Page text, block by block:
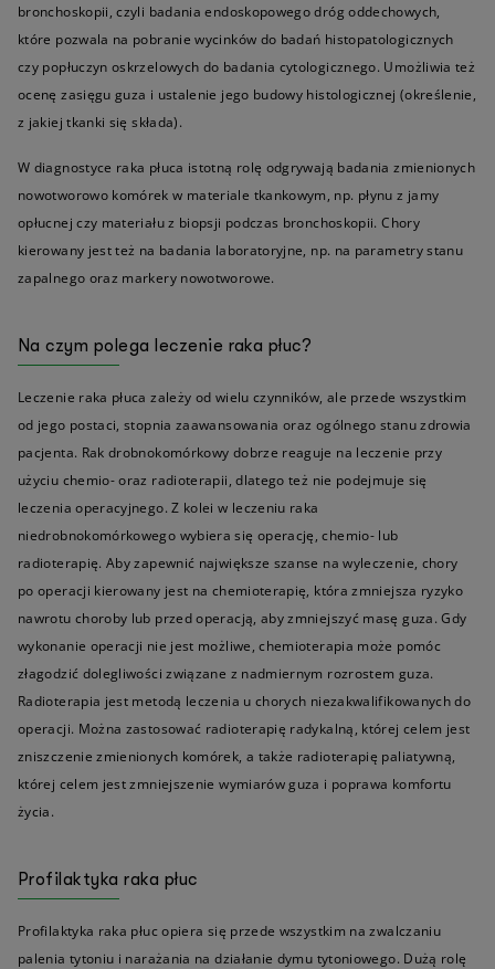
bronchoskopii, czyli badania endoskopowego dróg oddechowych,
które pozwala na pobranie wycinków do badań histopatologicznych
czy popłuczyn oskrzelowych do badania cytologicznego. Umożliwia też
ocenę zasięgu guza i ustalenie jego budowy histologicznej (określenie,
z jakiej tkanki się składa).
W diagnostyce raka płuca istotną rolę odgrywają badania zmienionych
nowotworowo komórek w materiale tkankowym, np. płynu z jamy
opłucnej czy materiału z biopsji podczas bronchoskopii. Chory
kierowany jest też na badania laboratoryjne, np. na parametry stanu
zapalnego oraz markery nowotworowe.
Na czym polega leczenie raka płuc?
Leczenie raka płuca zależy od wielu czynników, ale przede wszystkim
od jego postaci, stopnia zaawansowania oraz ogólnego stanu zdrowia
pacjenta. Rak drobnokomórkowy dobrze reaguje na leczenie przy
użyciu chemio- oraz radioterapii, dlatego też nie podejmuje się
leczenia operacyjnego. Z kolei w leczeniu raka
niedrobnokomórkowego wybiera się operację, chemio- lub
radioterapię. Aby zapewnić największe szanse na wyleczenie, chory
po operacji kierowany jest na chemioterapię, która zmniejsza ryzyko
nawrotu choroby lub przed operacją, aby zmniejszyć masę guza. Gdy
wykonanie operacji nie jest możliwe, chemioterapia może pomóc
złagodzić dolegliwości związane z nadmiernym rozrostem guza.
Radioterapia jest metodą leczenia u chorych niezakwalifikowanych do
operacji. Można zastosować radioterapię radykalną, której celem jest
zniszczenie zmienionych komórek, a także radioterapię paliatywną,
której celem jest zmniejszenie wymiarów guza i poprawa komfortu
życia.
Profilaktyka raka płuc
Profilaktyka raka płuc opiera się przede wszystkim na zwalczaniu
palenia tytoniu i narażania na działanie dymu tytoniowego. Dużą rolę